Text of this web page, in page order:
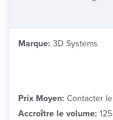
Marque: 3D Systems
Prix Moyen: Contacter
Accroître le volume: